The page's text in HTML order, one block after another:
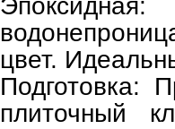
цвет.
Подготовка:
плиточный